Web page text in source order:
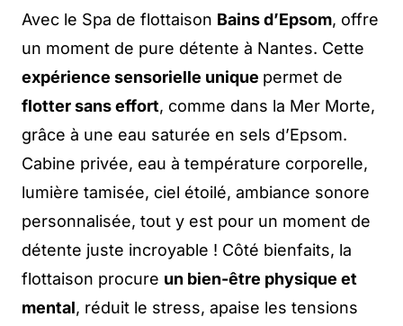
Avec le Spa de flottaison Bains d’Epsom, offre
un moment de pure détente à Nantes. Cette
expérience sensorielle unique permet de
flotter sans effort, comme dans la Mer Morte,
grâce à une eau saturée en sels d’Epsom.
Cabine privée, eau à température corporelle,
lumière tamisée, ciel étoilé, ambiance sonore
personnalisée, tout y est pour un moment de
détente juste incroyable ! Côté bienfaits, la
flottaison procure un bien-être physique et
mental, réduit le stress, apaise les tensions